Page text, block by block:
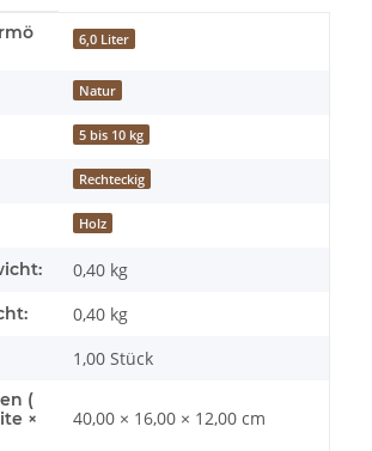
6,0 Liter
Natur
5 bis 10 kg
Rechteckig
Holz
0,40 kg
0,40 kg
1,00 Stück
(
×
40,00 × 16,00 × 12,00 cm